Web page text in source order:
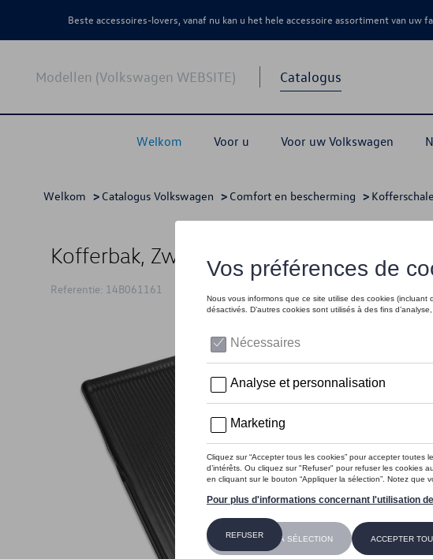
Beste accessoires-lovers, vanaf nu kan u het hele accessoire assortiment van
Modellen (Volkswagen WEBSITE) Catalogus
Welkom Voor u Voor uw Volkswagen
Welkom > Catalogus Volkswagen > Comfort en bescherming >
Kofferbak, Zwart, variabele
Referentie: 14B061161